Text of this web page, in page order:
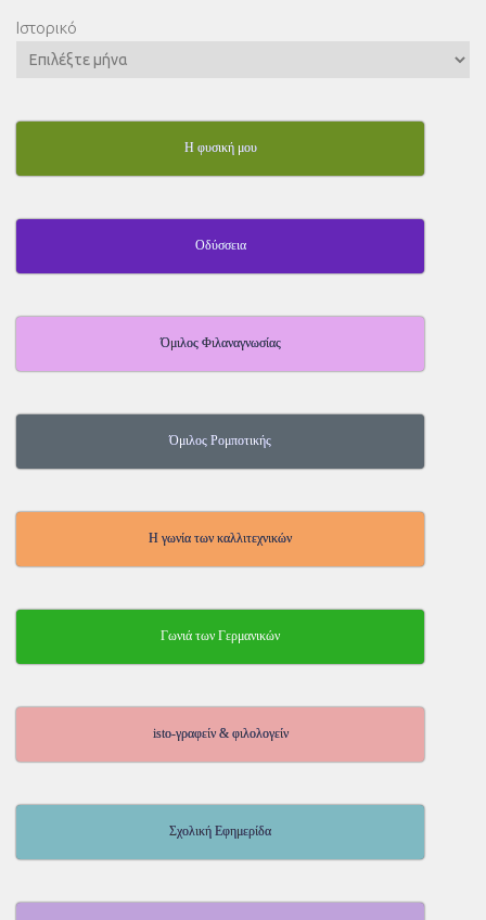
Ιστορικό
Η φυσική μου
Οδύσσεια
Όμιλος Φιλαναγνωσίας
Όμιλος Ρομποτικής
Η γωνία των καλλιτεχνικών
Γωνιά των Γερμανικών
isto-γραφείν & φιλολογείν
Σχολική Εφημερίδα